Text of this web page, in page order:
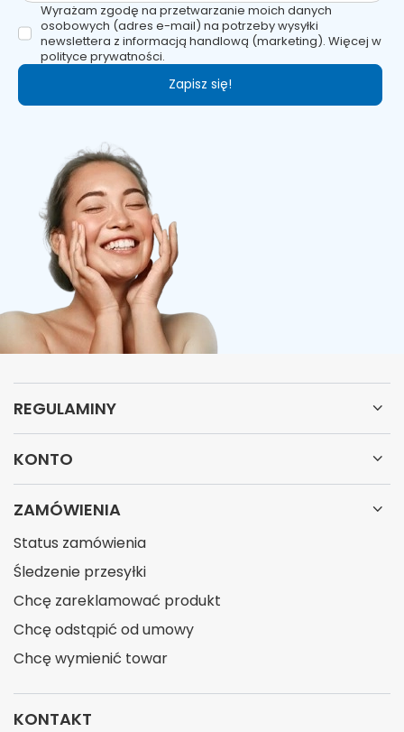
Wyrażam zgodę na przetwarzanie moich danych
osobowych (adres e-mail) na potrzeby wysyłki
newslettera z informacją handlową (marketing). Więcej w
polityce prywatności.
Zapisz się!
REGULAMINY
KONTO
ZAMÓWIENIA
Status zamówienia
Śledzenie przesyłki
Chcę zareklamować produkt
Chcę odstąpić od umowy
Chcę wymienić towar
KONTAKT